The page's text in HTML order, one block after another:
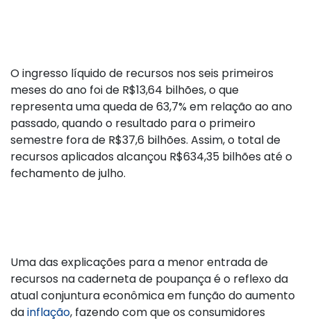
O ingresso líquido de recursos nos seis primeiros
meses do ano foi de R$13,64 bilhões, o que
representa uma queda de 63,7% em relação ao ano
passado, quando o resultado para o primeiro
semestre fora de R$37,6 bilhões. Assim, o total de
recursos aplicados alcançou R$634,35 bilhões até o
fechamento de julho.
Uma das explicações para a menor entrada de
recursos na caderneta de poupança é o reflexo da
atual conjuntura econômica em função do aumento
dainflação, fazendo com que os consumidores